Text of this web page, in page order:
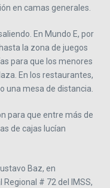
en camas generales.
En Mundo E, por
la zona de juegos
para que los menores
En los restaurantes,
una mesa de distancia.
para que entre más de
de cajas lucían
Baz, en
# 72 del IMSS,